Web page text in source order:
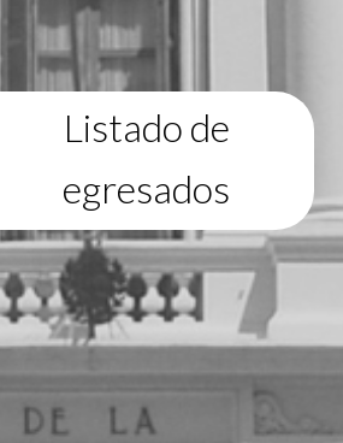
Listado de
egresados